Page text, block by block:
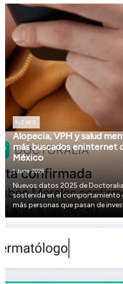
facilitando la conexión con más
NEWS
Alopecia, VPH y salud
más buscados eninternet
México
1 June 2026
Nuevos datos 2025 de
sostenida en el comportamiento
más personas que pasan de